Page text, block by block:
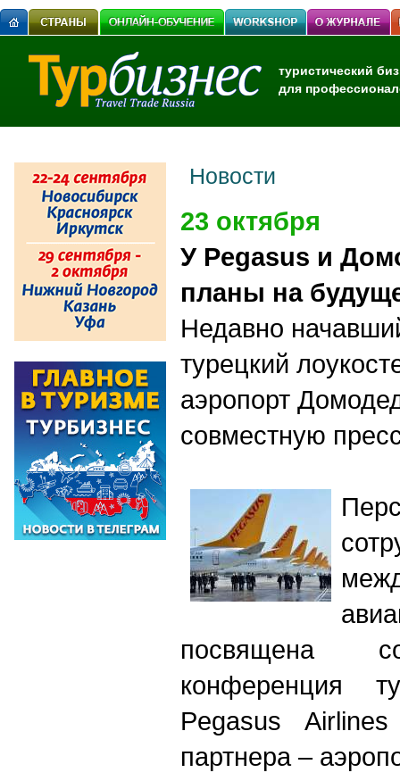
туристический
для
Новости
23 октября
У Pegasus и
планы на
Недавно
турецкий
аэропорт
совместную
посвящена
конференция
Pegasus
партнера –